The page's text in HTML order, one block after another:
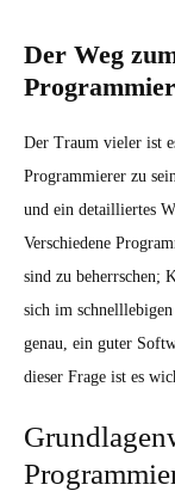
Der Weg
Der Traum vieler ist
Programmierer zu
und ein detailliertes
Verschiedene
sind zu beherrschen;
sich im
genau, ein guter
dieser Frage ist es